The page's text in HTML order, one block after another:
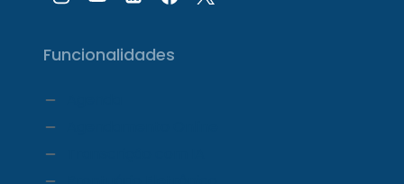
Funcionalidades